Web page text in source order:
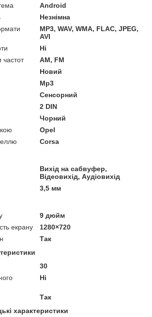
Android
Незнімна
MP3, WAV, WMA, FLAC, JPEG,
AVI
Ні
частот
AM, FM
Новий
Mp3
Сенсорний
2 DIN
Чорний
Opel
Corsa
Вихід на сабвуфер,
Відеовихід, Аудіовихід
3,5 мм
9 дюйм
екрану
1280×720
Так
30
Ні
Так
характеристики